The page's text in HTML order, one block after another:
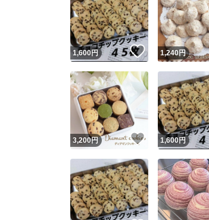
1,600円 いいね！
1,240円
3,200円 いいね！
1,600円